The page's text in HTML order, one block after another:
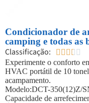
Condicionador de
camping e todas as
Classificação:     
Experimente o conforto
HVAC portátil de 10
acampamento.
Modelo:DCT-350(12)Z/
Capacidade de